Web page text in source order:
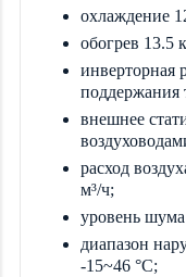
охлаждение
обогрев 13.5
инверторная
поддержания
внешнее
расход
м³/ч;
уровень
диапазон
-15~46 °C;